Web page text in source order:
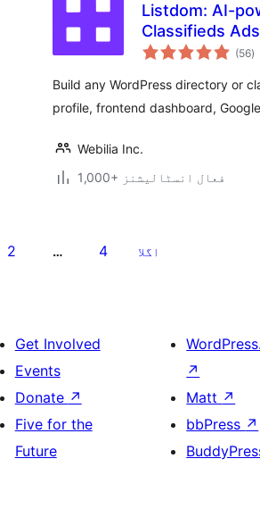
Listdom: AI-
Classifieds
(56)
Build any WordPress directory or
profile, frontend dashboard,
Webilia Inc.
1,000+ فعال انسٹالیشنز
2 … 4 اگلا
Get Involved
Events
Donate ↗
Five for the
Future
↗
Matt ↗
bbPress ↗